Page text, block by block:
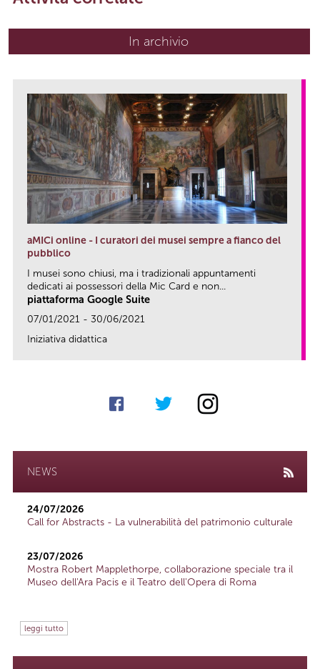
In archivio
aMICi online - I curatori dei musei sempre a fianco del
pubblico
I musei sono chiusi, ma i tradizionali appuntamenti
dedicati ai possessori della Mic Card e non...
piattaforma Google Suite
07/01/2021 - 30/06/2021
Iniziativa didattica
NEWS
24/07/2026
Call for Abstracts - La vulnerabilità del patrimonio culturale
23/07/2026
Mostra Robert Mapplethorpe, collaborazione speciale tra il
Museo dell'Ara Pacis e il Teatro dell'Opera di Roma
leggi tutto